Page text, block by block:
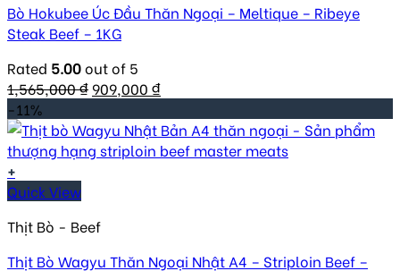
Bò Hokubee Úc Đầu Thăn Ngoại – Meltique – Ribeye
Steak Beef – 1KG
Rated 5.00out of 5
1,565,000₫ Original
was:
1,565,000 ₫.
909,000 ₫Current
is:
909,000 ₫.
-11%
+
Quick View
Thịt Bò - Beef
Thịt Bò Wagyu Thăn Ngoại Nhật A4 – Striploin Beef –